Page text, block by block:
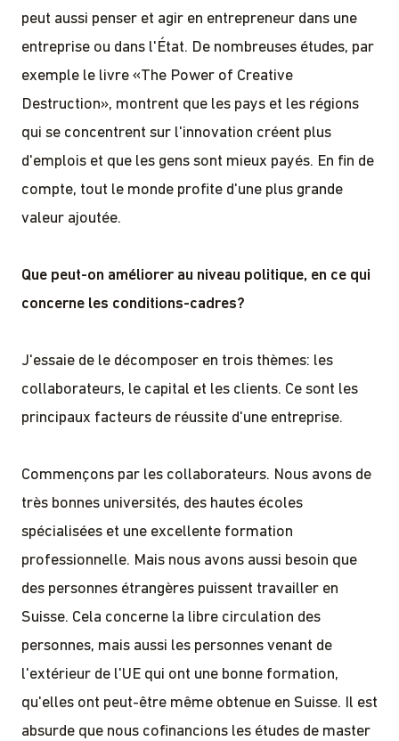
peut aussi penser et agir en entrepreneur dans une
entreprise ou dans l'État. De nombreuses études, par
exemple le livre «The Power of Creative
Destruction», montrent que les pays et les régions
qui se concentrent sur l'innovation créent plus
d'emplois et que les gens sont mieux payés. En fin de
compte, tout le monde profite d'une plus grande
valeur ajoutée.
Que peut-on améliorer au niveau politique, en ce qui
concerne les conditions-cadres?
J'essaie de le décomposer en trois thèmes: les
collaborateurs, le capital et les clients. Ce sont les
principaux facteurs de réussite d'une entreprise.
Commençons par les collaborateurs. Nous avons de
très bonnes universités, des hautes écoles
spécialisées et une excellente formation
professionnelle. Mais nous avons aussi besoin que
des personnes étrangères puissent travailler en
Suisse. Cela concerne la libre circulation des
personnes, mais aussi les personnes venant de
l'extérieur de l'UE qui ont une bonne formation,
qu'elles ont peut-être même obtenue en Suisse. Il est
absurde que nous cofinancions les études de master